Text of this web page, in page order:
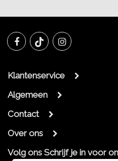
Klantenservice
Algemeen
Contact
Over ons
Volg ons Schrijf je in voor